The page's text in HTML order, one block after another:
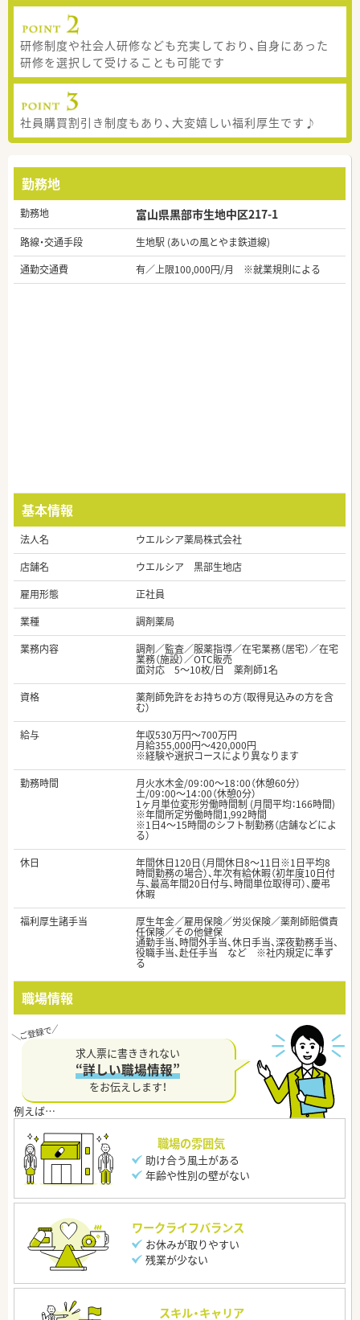
研修制度や社会人研修なども充実しており、自身にあった
研修を選択して受けることも可能です
社員購買割引き制度もあり、大変嬉しい福利厚生です♪
勤務地
勤務地 富山県黒部市生地中区217-1
路線・交通手段
生地駅 (あいの風とやま鉄道線)
通勤交通費
有／上限100,000円/月 ※就業規則による
基本情報
法人名
ウエルシア薬局株式会社
店舗名
ウエルシア 黒部生地店
雇用形態
正社員
業種
調剤薬局
業務内容
調剤／監査／服薬指導／在宅業務（居宅）／在宅
業務（施設）／OTC販売
面対応 5～10枚/日 薬剤師1名
資格
薬剤師免許をお持ちの方（取得見込みの方を含
む）
給与
年収530万円～700万円
月給355,000円～420,000円
※経験や選択コースにより異なります
勤務時間
月火水木金/09：00～18：00（休憩60分）
土/09：00～14：00（休憩0分）
1ヶ月単位変形労働時間制 (月間平均：166時間)
※年間所定労働時間1,992時間
※1日4～15時間のシフト制勤務（店舗などによ
る）
休日
年間休日120日（月間休日8～11日※1日平均8
時間勤務の場合）、年次有給休暇（初年度10日付
与、最高年間20日付与、時間単位取得可）、慶弔
休暇
福利厚生諸手当
厚生年金／雇用保険／労災保険／薬剤師賠償責
任保険／その他健保
通勤手当、時間外手当、休日手当、深夜勤務手当、
役職手当、赴任手当 など ※社内規定に準ず
る
職場情報
求人票に書ききれない
“詳しい職場情報”
をお伝えします！
職場の雰囲気
助け合う風土がある
年齢や性別の壁がない
ワークライフバランス
お休みが取りやすい
残業が少ない
スキル・キャリア